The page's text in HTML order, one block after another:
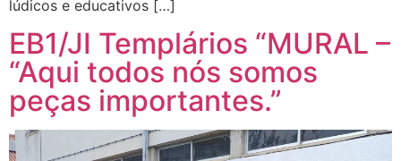
lúdicos e educativos […]
EB1/JI Templários “MURAL –
“Aqui todos nós somos
peças importantes.”